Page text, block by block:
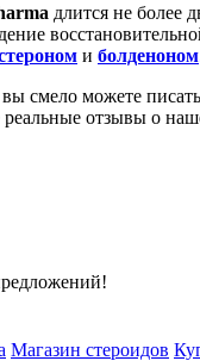
длится не более
и болденоном
смело можете
реальные отзывы о
Магазин стероидов